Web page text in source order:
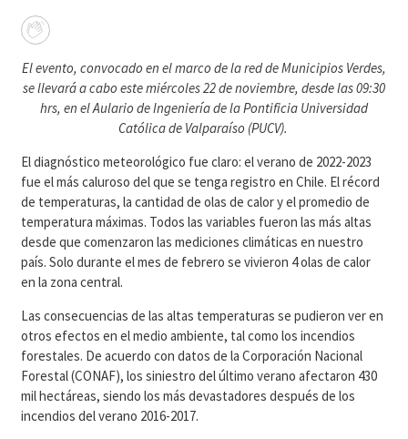
El evento, convocado en el marco de la red de Municipios Verdes,
se llevará a cabo este miércoles 22 de noviembre, desde las 09:30
hrs, en el Aulario de Ingeniería de la Pontificia Universidad
Católica de Valparaíso (PUCV).
El diagnóstico meteorológico fue claro: el verano de 2022-2023
fue el más caluroso del que se tenga registro en Chile. El récord
de temperaturas, la cantidad de olas de calor y el promedio de
temperatura máximas. Todos las variables fueron las más altas
desde que comenzaron las mediciones climáticas en nuestro
país. Solo durante el mes de febrero se vivieron 4 olas de calor
en la zona central.
Las consecuencias de las altas temperaturas se pudieron ver en
otros efectos en el medio ambiente, tal como los incendios
forestales. De acuerdo con datos de la Corporación Nacional
Forestal (CONAF), los siniestro del último verano afectaron 430
mil hectáreas, siendo los más devastadores después de los
incendios del verano 2016-2017.